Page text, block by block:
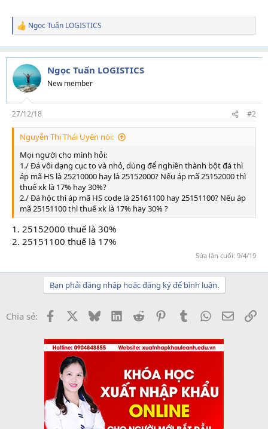
R
a
c
t
i
o
s
:
Ngọc Tuấn LOGISTICS
Ngọc Tuấn LOGISTICS
New member
27/12/18 #2
Nguyễn Thị Thái Uyên nói:
Mọi người cho mình hỏi:
1./ Đá vôi dạng cục to và nhỏ, dùng để nghiền thành bột đá thì
áp mã HS là 25210000 hay là 25152000? Nếu áp mã 25152000 thì
thuế xk là 17% hay 30%?
2./ Đá hộc thì áp mã HS code là 25161100 hay 25151100? Nếu áp
mã 25151100 thì thuế xk là 17% hay 30% ?
1. 25152000 thuế là 30%
2. 25151100 thuế là 17%
Sửa lần cuối: 9/4/19
Bạn phải đăng nhập hoặc đăng ký để bình luận.
Chia sẻ: Facebook BlueskyLinkedInReddit PinterestTumblrWhatsApp
Email